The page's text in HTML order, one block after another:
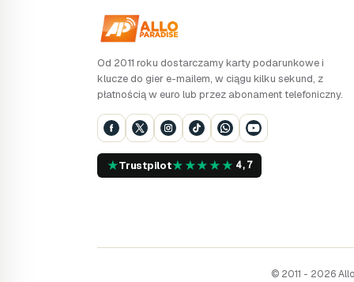
Od 2011 roku dostarczamy karty podarunkowe i
klucze do gier e-mailem, w ciągu kilku sekund, z
płatnością w euro lub przez abonament telefoniczny.
★Trustpilot★★★★★ 4,7
© 2011 - 2026